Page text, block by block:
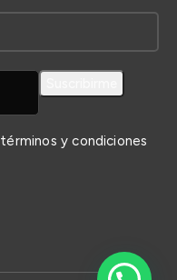
términos y condiciones